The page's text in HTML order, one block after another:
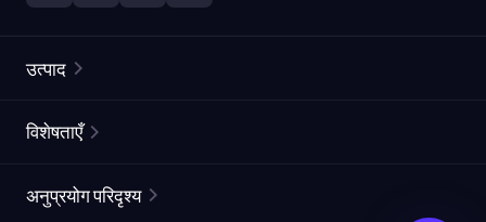
उत्पाद
स्थैतिक रेज़िडेंशियल प्रॉक्सीज़
विशेषताएँ
प्रॉक्सी चेकर
अनुप्रयोग परिदृश्य